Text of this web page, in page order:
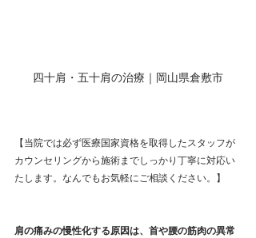
四十肩・五十肩の治療｜岡山県倉敷市
【当院では必ず医療国家資格を取得したスタッフが
カウンセリングから施術までしっかり丁寧に対応い
たします。なんでもお気軽にご相談ください。】
肩の痛みの慢性化する原因は、首や腰の筋肉の異常